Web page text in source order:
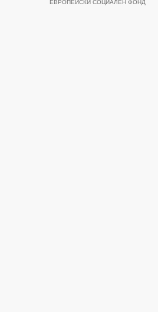
ЕВРОПЕЙСКИ СОЦИАЛЕН ФОНД